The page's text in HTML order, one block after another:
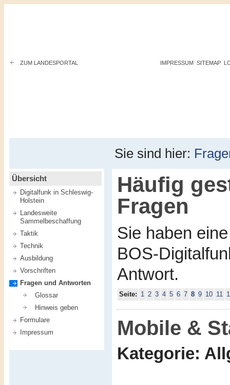
ZUM LANDESPORTAL IMPRESSUM SITEMAP
Sie sind hier:
Übersicht
Digitalfunk in Schleswig-
Holstein
Landesweite
Sammelbeschaffung
Taktik
Technik
Ausbildung
Vorschriften
Fragen und Antworten
Glossar
Hinweis geben
Formulare
Impressum
Häufig
Fragen
Sie haben
BOS-
Antwort.
Seite: 1 2 3 4 5 6 7 8 9 10 11
Mobile &
Kategorie: